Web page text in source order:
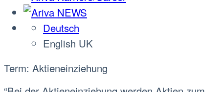
Deutsch
English UK
Term: Aktieneinziehung